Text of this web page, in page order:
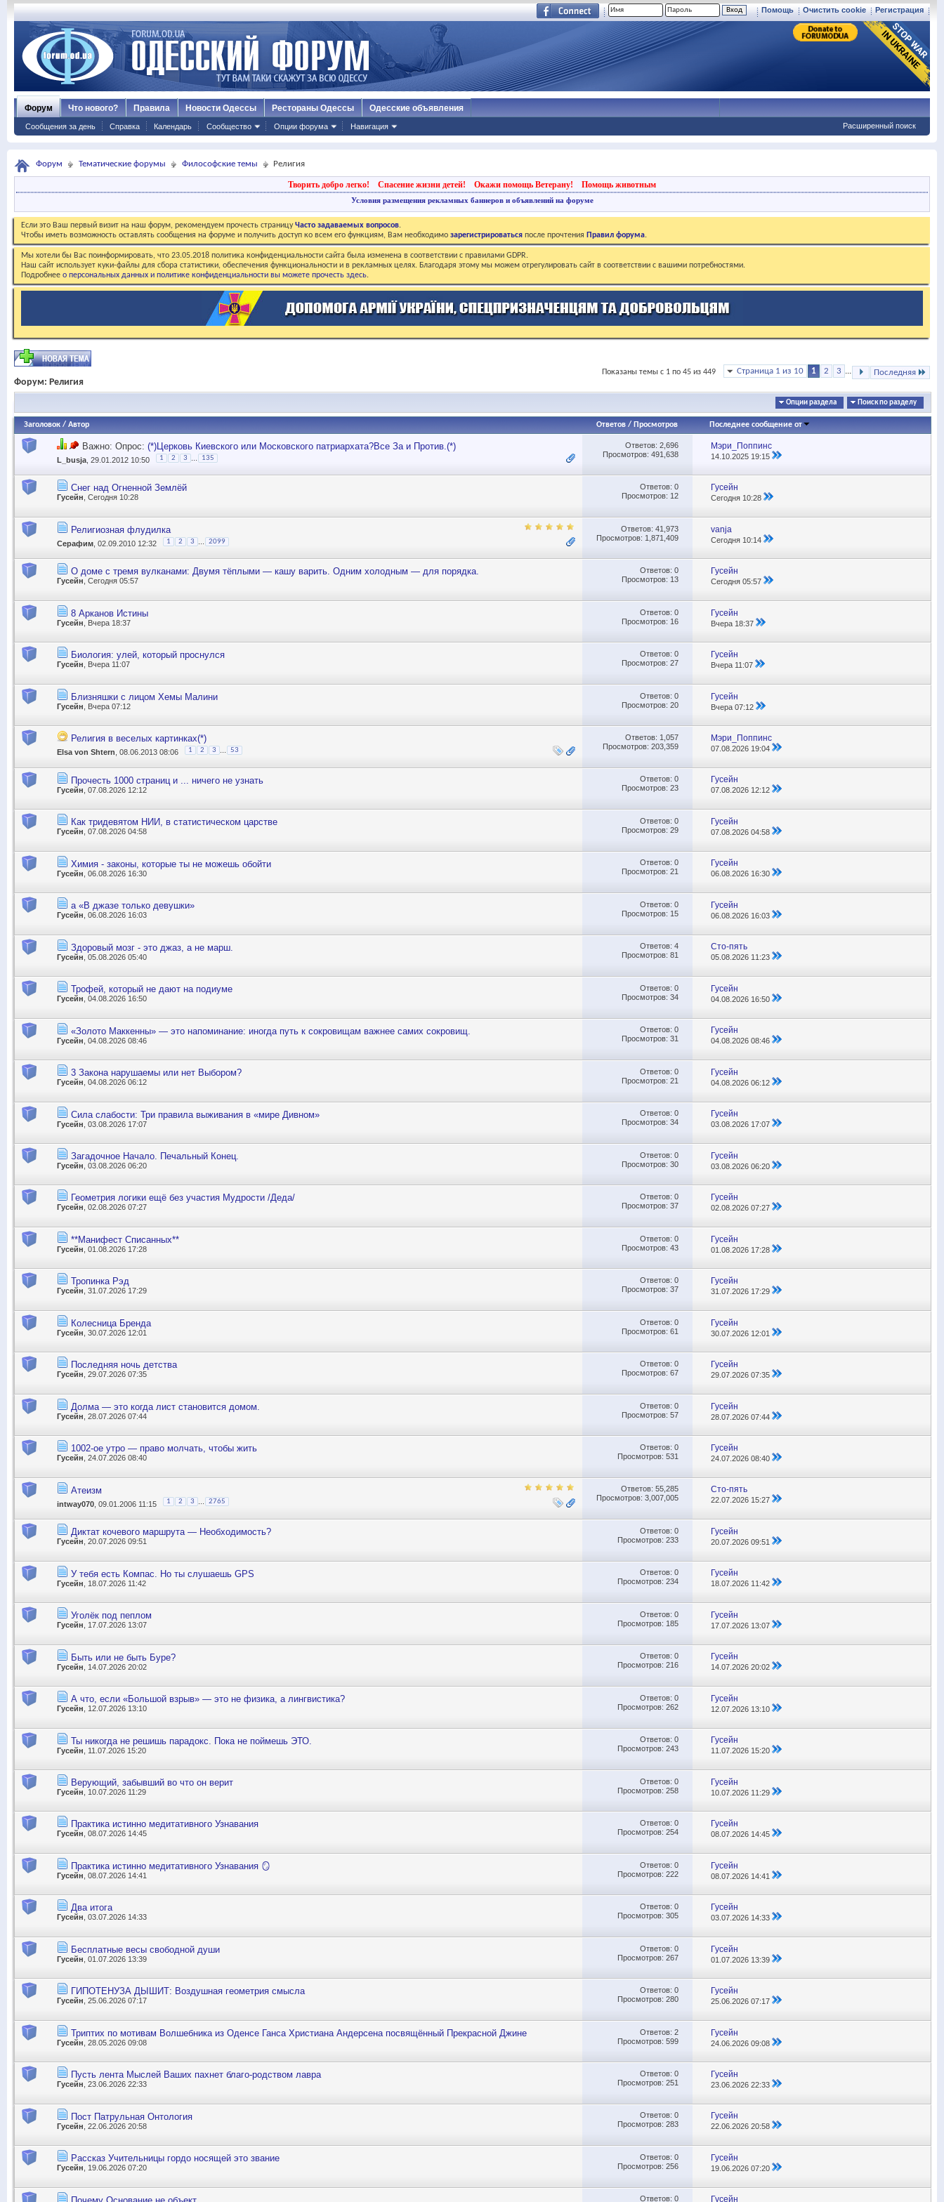
Регистрация
Очистить cookie
Помощь
Форум
Сообщения за день Справка Календарь Сообщество Опции форума Навигация
Что нового? Правила Новости Одессы Рестораны Одессы Одесские объявления
Расширенный поиск
Форум Тематические форумы Философские темы Религия
Творить добро легко! Спасение жизни детей! Окажи помощь Ветерану! Помощь животным
Условия размещения рекламных баннеров и объявлений на форуме
Если это Ваш первый визит на наш форум, рекомендуем прочесть страницуЧасто задаваемых вопросов.
Чтобы иметь возможность оставлять сообщения на форуме и получить доступ ко всем его функциям, Вам необходимо зарегистрироваться после прочтения Правил форума.
Мы хотели бы Вас поинформировать, что 23.05.2018 политика конфиденциальности сайта была изменена в соответствии с правилами GDPR.
Наш сайт использует куки-файлы для сбора статистики, обеспечения функциональности и в рекламных целях. Благодаря этому мы можем отрегулировать сайт в соответствии с вашими потребностями.
Подробнее о персональных данных и политике конфиденциальности вы можете прочесть здесь.
Страница 1 из 10 1 2 3 ... Последняя
Показаны темы с 1 по 45 из 449
Форум: Религия
Опции раздела Поиск по разделу
Заголовок / Автор Ответов/ Просмотров Последнее сообщение от
Важно: Опрос: (*)Церковь Киевского или Московского патриархата?Все За и Против.(*)
L_busja , 29.01.2012 10:50 1 2 3 135
Ответов: 2,696
Просмотров: 491,638
Мэри_Поппинс
14.10.2025 19:15
Снег над Огненной Землёй
Гусейн, Сегодня 10:28
Ответов: 0
Просмотров: 12
Гусейн
Сегодня 10:28
Религиозная флудилка
Серафим , 02.09.2010 12:32 1 2 3 2099
Ответов: 41,973
Просмотров: 1,871,409
vanja
Сегодня 10:14
О доме с тремя вулканами: Двумя тёплыми — кашу варить. Одним холодным — для порядка.
Гусейн, Сегодня 05:57
Ответов: 0
Просмотров: 13
Гусейн
Сегодня05:57
8 Арканов Истины
Гусейн , Вчера 18:37
Ответов: 0
Просмотров: 16
Гусейн
Вчера 18:37
Биология: улей, который проснулся
Гусейн , Вчера 11:07
Ответов: 0
Просмотров: 27
Гусейн
Вчера 11:07
Близняшки с лицом Хемы Малини
Гусейн , Вчера 07:12
Ответов: 0
Просмотров: 20
Гусейн
Вчера07:12
Религия в веселых картинках(*)
Elsa von Shtern , 08.06.2013 08:06 1 2 3 53
Ответов: 1,057
Просмотров: 203,359
Мэри_Поппинс
07.08.2026 19:04
Прочесть 1000 страниц и ... ничего не узнать
Гусейн , 07.08.2026 12:12
Ответов: 0
Просмотров: 23
Гусейн
07.08.202612:12
Как тридевятом НИИ, в статистическом царстве​​
Гусейн , 07.08.2026 04:58
Ответов: 0
Просмотров: 29
Гусейн
07.08.202604:58
Химия - законы, которые ты не можешь обойти
Гусейн , 06.08.2026 16:30
Ответов: 0
Просмотров: 21
Гусейн
06.08.202616:30
а «В джазе только девушки»
Гусейн , 06.08.2026 16:03
Ответов: 0
Просмотров: 15
Гусейн
06.08.2026 16:03
Здоровый мозг - это джаз, а не марш.
Гусейн , 05.08.2026 05:40
Ответов: 4
Просмотров: 81
Сто-пять
05.08.2026 11:23
Трофей, который не дают на подиуме
Гусейн , 04.08.2026 16:50
Ответов: 0
Просмотров: 34
Гусейн
04.08.2026 16:50
«Золото Маккенны» — это напоминание: иногда путь к сокровищам важнее самих сокровищ.
Гусейн , 04.08.2026 08:46
Ответов: 0
Просмотров: 31
Гусейн
04.08.202608:46
3 Закона нарушаемы или нет Выбором?
Гусейн , 04.08.2026 06:12
Ответов: 0
Просмотров: 21
Гусейн
04.08.202606:12
Сила слабости: Три правила выживания в «мире Дивном»
Гусейн , 03.08.2026 17:07
Ответов: 0
Просмотров: 34
Гусейн
03.08.2026 17:07
Загадочное Начало. Печальный Конец.
Гусейн , 03.08.2026 06:20
Ответов: 0
Просмотров: 30
Гусейн
03.08.202606:20
Геометрия логики ещё без участия Мудрости /Деда/
Гусейн, 02.08.2026 07:27
Ответов: 0
Просмотров: 37
Гусейн
02.08.202607:27
**Манифест Списанных**
Гусейн , 01.08.2026 17:28
Ответов: 0
Просмотров: 43
Гусейн
01.08.2026 17:28
Тропинка Рэд
Гусейн , 31.07.2026 17:29
Ответов: 0
Просмотров: 37
Гусейн
31.07.2026 17:29
Колесница Бренда
Гусейн , 30.07.2026 12:01
Ответов: 0
Просмотров: 61
Гусейн
30.07.2026 12:01
Последняя ночь детства
Гусейн , 29.07.2026 07:35
Ответов: 0
Просмотров: 67
Гусейн
29.07.202607:35
Долма — это когда лист становится домом.
Гусейн , 28.07.2026 07:44
Ответов: 0
Просмотров: 57
Гусейн
28.07.202607:44
1002-ое утро — право молчать, чтобы жить
Гусейн , 24.07.2026 08:40
Ответов: 0
Просмотров: 531
Гусейн
24.07.202608:40
Атеизм
intway070 , 09.01.2006 11:15 1 2 3 ... 2765
Ответов: 55,285
Просмотров: 3,007,005
Сто-пять
22.07.202615:27
Диктат кочевого маршрута — Необходимость?
Гусейн , 20.07.2026 09:51
Ответов: 0
Просмотров: 233
Гусейн
20.07.202609:51
У тебя есть Компас. Но ты слушаешь GPS
Гусейн , 18.07.2026 11:42
Ответов: 0
Просмотров: 234
Гусейн
18.07.2026 11:42
Уголёк под пеплом
Гусейн , 17.07.2026 13:07
Ответов: 0
Просмотров: 185
Гусейн
17.07.2026 13:07
Быть или не быть Буре?
Гусейн , 14.07.2026 20:02
Ответов: 0
Просмотров: 216
Гусейн
14.07.202620:02
А что, если «Большой взрыв» — это не физика, а лингвистика?
Гусейн , 12.07.2026 13:10
Ответов: 0
Просмотров: 262
Гусейн
12.07.2026 13:10
Ты никогда не решишь парадокс. Пока не поймешь ЭТО.
Гусейн , 11.07.2026 15:20
Ответов: 0
Просмотров: 243
Гусейн
11.07.2026 15:20
Верующий, забывший во что он верит
Гусейн , 10.07.2026 11:29
Ответов: 0
Просмотров: 258
Гусейн
10.07.2026 11:29
Практика истинно медитативного Узнавания
Гусейн, 08.07.2026 14:45
Ответов: 0
Просмотров: 254
Гусейн
08.07.2026 14:45
Практика истинно медитативного Узнавания 🪞
Гусейн , 08.07.2026 14:41
Ответов: 0
Просмотров: 222
Гусейн
08.07.2026 14:41
Два итога
Гусейн, 03.07.2026 14:33
Ответов: 0
Просмотров: 305
Гусейн
03.07.2026 14:33
Бесплатные весы свободной души
Гусейн , 01.07.2026 13:39
Ответов: 0
Просмотров: 267
Гусейн
01.07.2026 13:39
ГИПОТЕНУЗА ДЫШИТ: Воздушная геометрия смысла
Гусейн , 25.06.2026 07:17
Ответов: 0
Просмотров: 280
Гусейн
25.06.202607:17
Триптих по мотивам Волшебника из Оденсе Ганса Христиана Андерсена посвящённый Прекрасной Джине
Гусейн , 28.05.2026 09:08
Ответов: 2
Просмотров: 599
Гусейн
24.06.202609:08
Пусть лента Мыслей Ваших пахнет благо-родством лавра
Гусейн , 23.06.2026 22:33
Ответов: 0
Просмотров: 251
Гусейн
23.06.202622:33
Пост Патрульная Онтология
Гусейн , 22.06.2026 20:58
Ответов: 0
Просмотров: 283
Гусейн
22.06.202620:58
Рассказ Учительницы гордо носящей это звание
Гусейн , 19.06.2026 07:20
Ответов: 0
Просмотров: 256
Гусейн
19.06.202607:20
Ответов: 0
Гусейн